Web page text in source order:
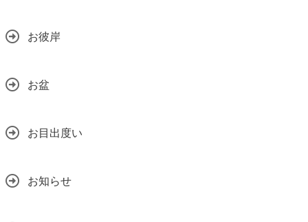
お彼岸
お盆
お目出度い
お知らせ